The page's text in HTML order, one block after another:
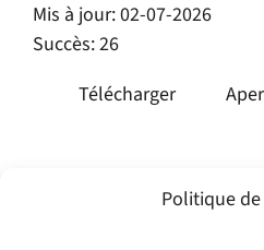
Politique
Mis à jour: 02-07-2026
Succès: 26
Télécharger